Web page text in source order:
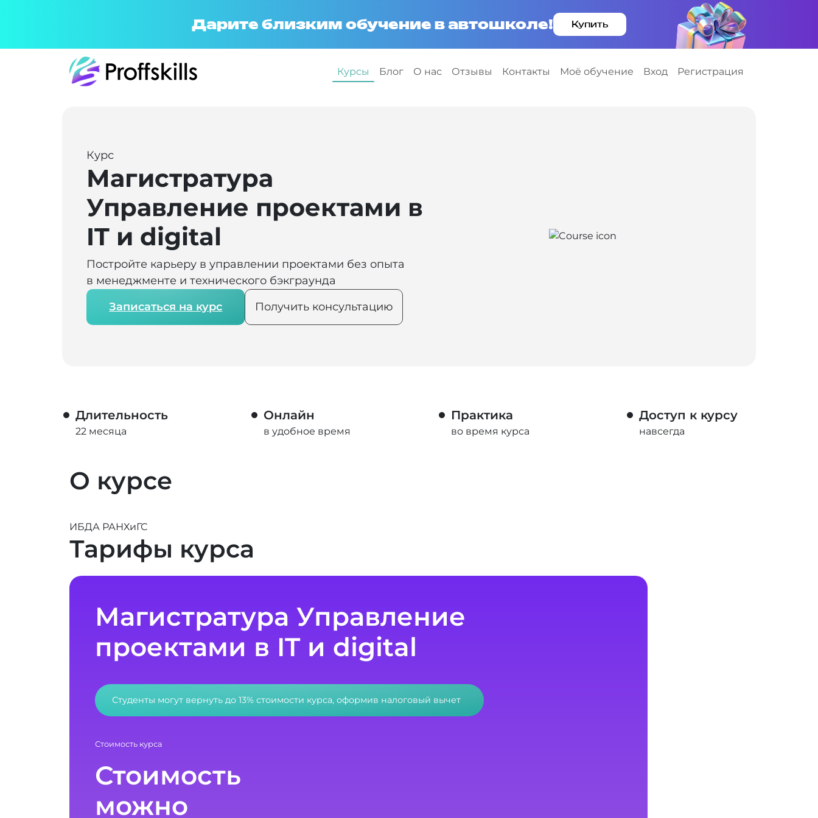
Курсы Блог О нас Отзывы Контакты Моё обучение Вход Регистрация
Дарите близким обучение в автошколе! Купить
Курс
Магистратура
Управление проектами в
IT и digital
Постройте карьеру в управлении проектами без опыта
в менеджменте и технического бэкграунда
Записаться на курс
Получить консультацию
Длительность
22 месяца
Онлайн
в удобное время
Практика
во время курса
Доступ к курсу
навсегда
О курсе
ИБДА РАНХиГС
Тарифы курса
Магистратура Управление
проектами в IT и digital
Студенты могут вернуть до 13% стоимости курса, оформив налоговый вычет
Стоимость курса
Стоимость
можно